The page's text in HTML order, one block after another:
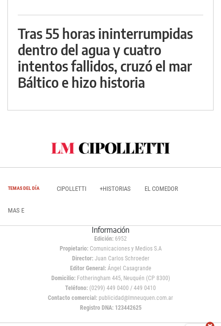
Tras 55 horas ininterrumpidas
dentro del agua y cuatro
intentos fallidos, cruzó el mar
Báltico e hizo historia
TEMAS DEL DÍA CIPOLLETTI +HISTORIAS EL COMEDOR
MAS E
Información
Edición: 6952
Propietario:Comunicaciones y Medios S.A
Director: Juan Carlos Schroeder
Editor General:Ángel Casagrande
Domicilio:Fotheringham 445, Neuquén (CP 8300)
Teléfono: (0299) 449 0400 / 449 0410
Contacto comercial: publicidad@lmneuquen.com.ar
Registro DNA: 123442625